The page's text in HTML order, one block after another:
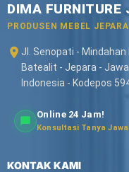
DIMA FURNITURE
PRODUSEN MEBEL
Jl. Senopati - Mindahan
Batealit - Jepara -
Indonesia - Kodepos
Online 24 Jam!
Konsultasi Tanya
KONTAK KAMI